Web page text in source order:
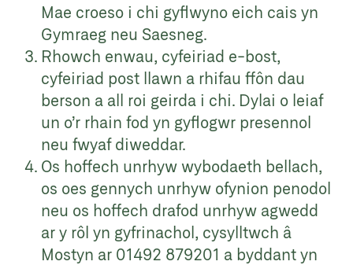
Mae croeso i chi gyflwyno eich cais yn
Gymraeg neu Saesneg.
Rhowch enwau, cyfeiriad e-bost,
cyfeiriad post llawn a rhifau ffôn dau
berson a all roi geirda i chi. Dylai o leiaf
un o’r rhain fod yn gyflogwr presennol
neu fwyaf diweddar.
Os hoffech unrhyw wybodaeth bellach,
os oes gennych unrhyw ofynion penodol
neu os hoffech drafod unrhyw agwedd
ar y rôl yn gyfrinachol, cysylltwch â
Mostyn ar 01492 879201 a byddant yn